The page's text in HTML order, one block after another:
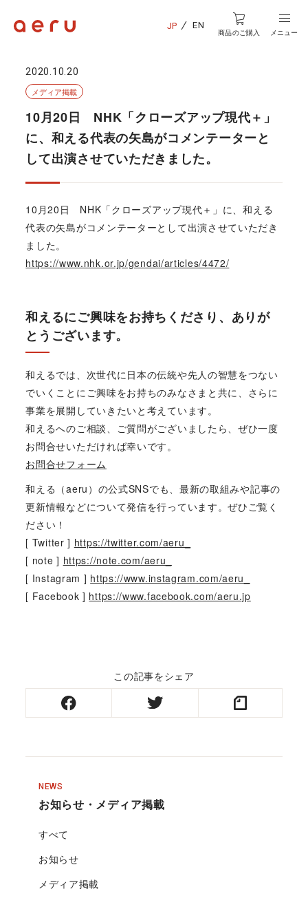
JP EN
商品のご購入 メニュー
2020.10.20
メディア掲載
10月20日 NHK「クローズアップ現代＋」
に、和える代表の矢島がコメンテーターと
して出演させていただきました。
10月20日 NHK「クローズアップ現代＋」に、和える
代表の矢島がコメンテーターとして出演させていただき
ました。
https://www.nhk.or.jp/gendai/articles/4472/
和えるにご興味をお持ちくださり、ありが
とうございます。
和えるでは、次世代に日本の伝統や先人の智慧をつない
でいくことにご興味をお持ちのみなさまと共に、さらに
事業を展開していきたいと考えています。
和えるへのご相談、ご質問がございましたら、ぜひ一度
お問合せいただければ幸いです。
お問合せフォーム
和える（aeru）の公式SNSでも、最新の取組みや記事の
更新情報などについて発信を行っています。ぜひご覧く
ださい！
[ Twitter ] https://twitter.com/aeru_
[ note ] https://note.com/aeru_
[ Instagram ] https://www.instagram.com/aeru_
[ Facebook ] https://www.facebook.com/aeru.jp
この記事をシェア
NEWS
お知らせ・メディア掲載
すべて
お知らせ
メディア掲載